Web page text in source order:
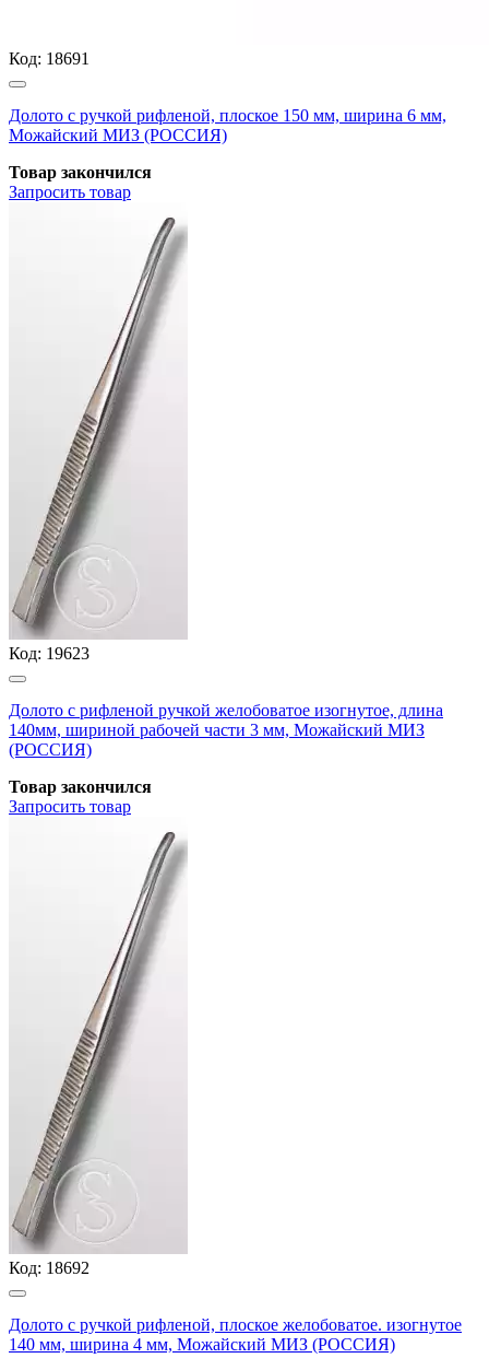
Код: 18691
Долото с ручкой рифленой, плоское 150 мм, ширина 6 мм,
Можайский МИЗ (РОССИЯ)
Товар закончился
Запросить товар
Код: 19623
Долото с рифленой ручкой желобоватое изогнутое, длина
140мм, шириной рабочей части 3 мм, Можайский МИЗ
(РОССИЯ)
Товар закончился
Запросить товар
Код: 18692
Долото с ручкой рифленой, плоское желобоватое. изогнутое
140 мм, ширина 4 мм, Можайский МИЗ (РОССИЯ)